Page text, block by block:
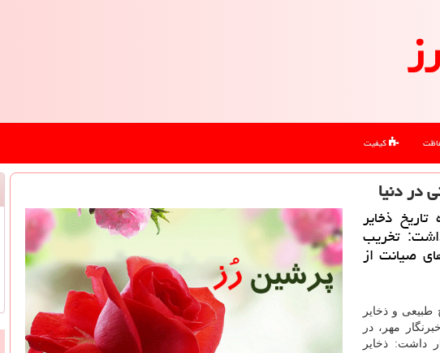
کیفیت
در دنیا
ذخایر
تخریب
صیانت از
و ذخایر
مهر، در
داشت: ذخایر